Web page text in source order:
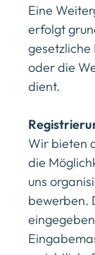
Eine
erfolgt
oder die
dient.
Wir bieten
die
uns
bewerben.